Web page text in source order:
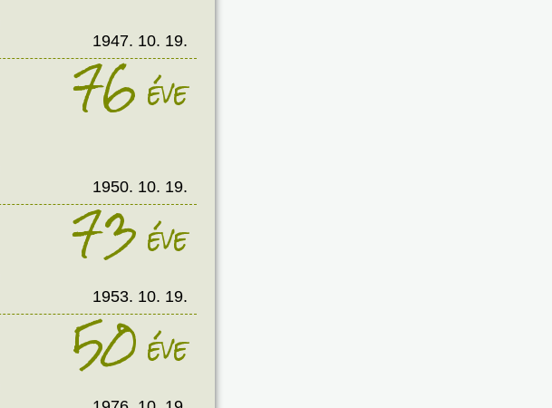
1947. 10. 19.
76éve
1950. 10. 19.
73éve
1953. 10. 19.
50éve